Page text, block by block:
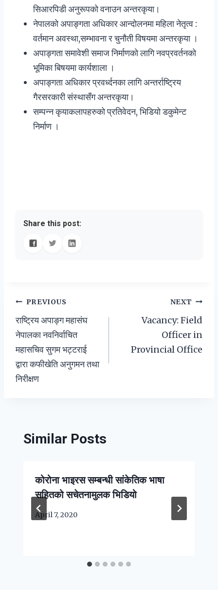
सिआरपिडी अनुरूपको वनाउन अन्तरकृया।
नेपालको अपाङ्गता अधिकार आन्दोलनमा महिला नेतृत्व :
वर्तमान अवस्था,सम्भावना र चुनौती विषयमा अन्तरकृया ।
अपाङ्गता समावेशी समाज निर्माणको लागि नवप्रवर्तनको
भूमिका बिषयमा कार्यशाला ।
अपाङ्गता अधिकार प्रवर्ध्दनका लागि अन्तर्राष्ट्रिय
गैरसरकारी संस्थासँग अन्तरकृया।
सम्पन्न कृयाकलापहरुको प्रतिवेदन, भिडियो डकुमेन्ट
निर्माण ।
Share this post:
Post
navigation
PREVIOUS
राष्ट्रिय अपाङ्ग महासंघ
नेपालका नवनिर्वाचित
महासचिव सुगम भट्टराई
द्वारा कफीखेति अनुगमन तथा
निरीक्षण
NEXT
Vacancy: Field
Officer in
Provincial Office
Similar Posts
कोरोना भाइरस सम्बन्धी सांकेतिक भाषा
सहितको सचेतनामुलक भिडियो
April 7, 2020